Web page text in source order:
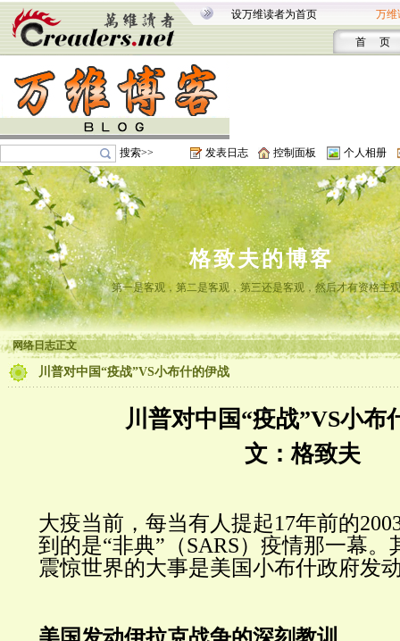
设万维读者为首页 万维
首 页
搜索>> 发表日志 控制面板 个人相册
格致夫的博客
第一是客观，第二是客观，第三还是客观，然后才有资格主
网络日志正文
川普对中国“疫战”VS小布什的伊战
川普对中国“疫战”VS小布
文：格致夫
大疫当前，每当有人提起17年前的
到的是“非典”（SARS）疫情那一幕。
震惊世界的大事是美国小布什政府发